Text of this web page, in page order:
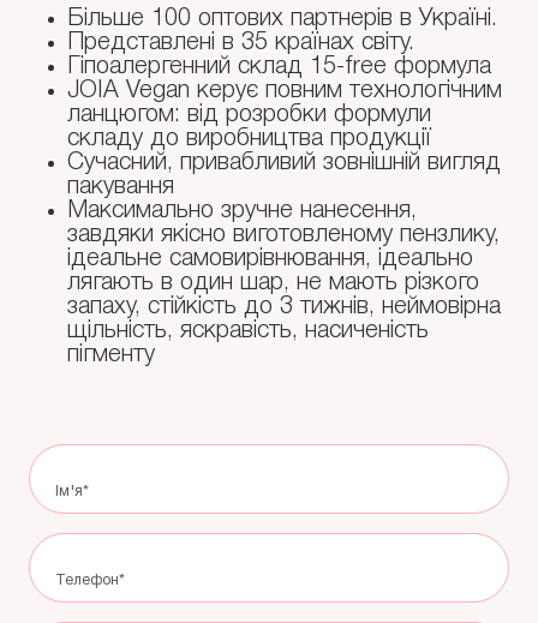
Більше 100 оптових партнерів в Україні.
Представлені в 35 країнах світу.
Гіпоалергенний склад 15-free формула
JOIA Vegan керує повним технологічним
ланцюгом: від розробки формули
складу до виробництва продукції
Сучасний, привабливий зовнішній вигляд
пакування
Максимально зручне нанесення,
завдяки якісно виготовленому пензлику,
ідеальне самовирівнювання, ідеально
лягають в один шар, не мають різкого
запаху, стійкість до 3 тижнів, неймовірна
щільність, яскравість, насиченість
пігменту